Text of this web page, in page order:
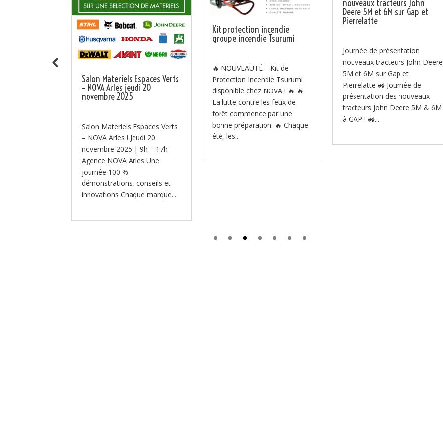
Salon Materiels Espaces Verts
– NOVA Arles jeudi 20
novembre 2025
Salon Materiels Espaces Verts
– NOVA Arles ! Jeudi 20
novembre 2025 | 9h – 17h
Agence NOVA Arles Une
journée 100 %
démonstrations, conseils et
innovations Chaque marque...
Kit protection incendie
groupe incendie Tsurumi
🔥 NOUVEAUTÉ – Kit de
Protection Incendie Tsurumi
disponible chez NOVA ! 🔥 🔥
La lutte contre les feux de
forêt commence par une
bonne préparation. 🔥 Chaque
été, les...
nouveaux tracteurs John
Deere 5M et 6M sur Gap et
Pierrelatte
Journée de présentation
nouveaux tracteurs John Deere
5M et 6M sur Gap et
Pierrelatte 🚜 Journée de
présentation des nouveaux
tracteurs John Deere 5M & 6M
à GAP ! 🚜...